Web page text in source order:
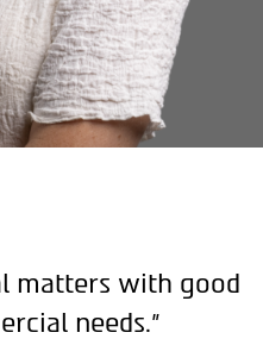
matters with good
needs."